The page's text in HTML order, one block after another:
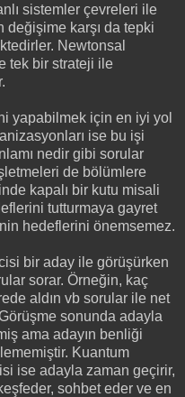
sistemler çevreleri ile
karşı da tepki
Newtonsal
tek bir strateji ile
yapabilmek için en iyi yol
ise bu işi
nedir gibi sorular
de bölümlere
kapalı bir kutu misali
tutturmaya gayret
hedeflerini önemsemez.
bir aday ile görüşürken
sorar. Örneğin, kaç
aldın vb sorular ile net
sonunda adayla
ama adayın benliği
Kuantum
ise adayla zaman geçirir,
sohbet eder ve en